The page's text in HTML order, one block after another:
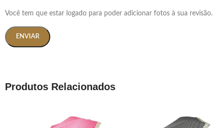
Você tem que estar logado para poder adicionar fotos à sua revisão.
Produtos Relacionados